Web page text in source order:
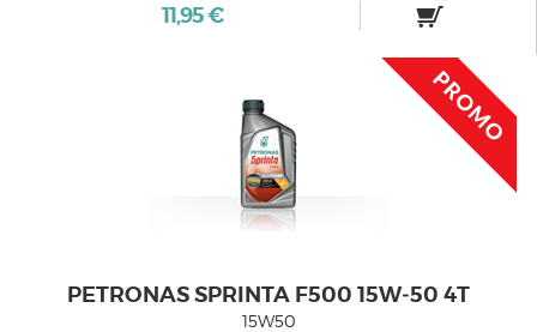
11,95 €
PETRONAS SPRINTA F500 15W‑50 4T
15W50